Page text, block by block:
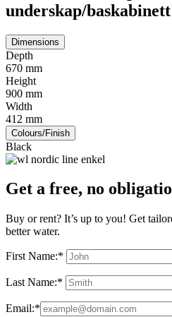
underskap/
Dimensions
Depth
670 mm
Height
900 mm
Width
412 mm
Colours/Finish
Black
Get a free, no
Buy or rent? It’s up to you! Get
better water.
First Name:*
Last Name:*
Email:*